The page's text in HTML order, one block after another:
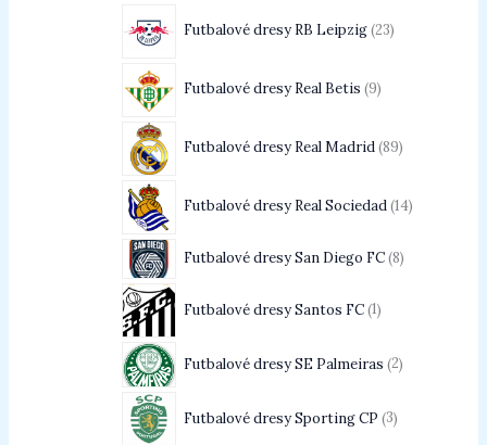
Futbalové dresy RB Leipzig 23
Futbalové dresy Real Betis 9
Futbalové dresy Real Madrid 89
Futbalové dresy Real Sociedad 14
Futbalové dresy San Diego FC 8
Futbalové dresy Santos FC 1
Futbalové dresy SE Palmeiras 2
Futbalové dresy Sporting CP 3